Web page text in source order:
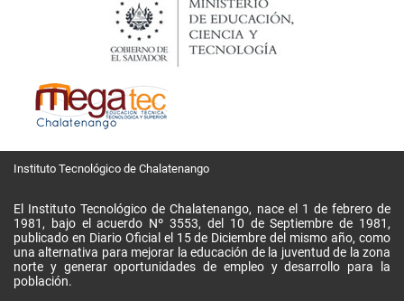
Instituto Tecnológico de Chalatenango
El Instituto Tecnológico de Chalatenango, nace el 1 de febrero de
1981, bajo el acuerdo Nº 3553, del 10 de Septiembre de 1981,
publicado en Diario Oficial el 15 de Diciembre del mismo año, como
una alternativa para mejorar la educación de la juventud de la zona
norte y generar oportunidades de empleo y desarrollo para la
población.